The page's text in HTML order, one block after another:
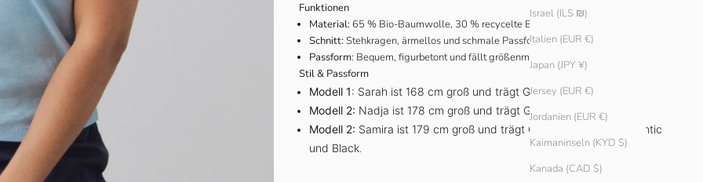
Israel (ILS ₪)
Italien (EUR €)
Japan (JPY ¥)
Jersey (EUR €)
Jordanien (EUR €)
Kaimaninseln (KYD $)
Kanada (CAD $)
Funktionen
Material: 65 % Bio-Baumwolle, 30 % recycelte Baumwolle, 5 % Elasthan.
Schnitt: Stehkragen, ärmellos und schmale Passform.
Passform: Bequem, figurbetont und fällt größenmäßig genau richtig aus.
Stil & Passform
Modell 1: Sarah ist 168 cm groß und trägt Größe L in Sky
Modell 2: Nadja ist 178 cm groß und trägt Größe S in Cypress
Modell 2: Samira ist 179 cm groß und trägt Größe XS in Earth, Atlantic
und Black.